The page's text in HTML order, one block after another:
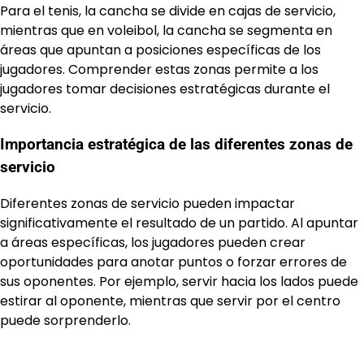
Para el tenis, la cancha se divide en cajas de servicio,
mientras que en voleibol, la cancha se segmenta en
áreas que apuntan a posiciones específicas de los
jugadores. Comprender estas zonas permite a los
jugadores tomar decisiones estratégicas durante el
servicio.
Importancia estratégica de las diferentes zonas de
servicio
Diferentes zonas de servicio pueden impactar
significativamente el resultado de un partido. Al apuntar
a áreas específicas, los jugadores pueden crear
oportunidades para anotar puntos o forzar errores de
sus oponentes. Por ejemplo, servir hacia los lados puede
estirar al oponente, mientras que servir por el centro
puede sorprenderlo.